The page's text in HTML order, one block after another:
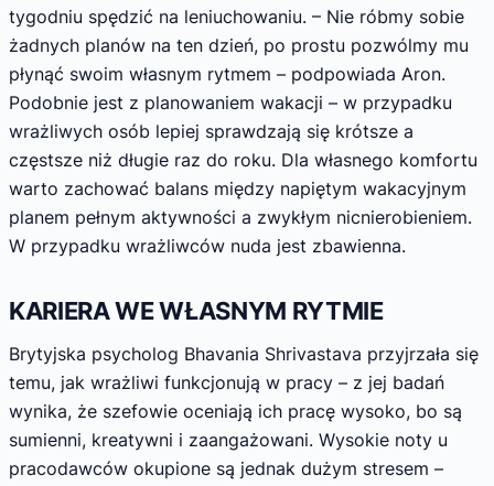
tygodniu spędzić na leniuchowaniu. – Nie róbmy sobie
żadnych planów na ten dzień, po prostu pozwólmy mu
płynąć swoim własnym rytmem – podpowiada Aron.
Podobnie jest z planowaniem wakacji – w przypadku
wrażliwych osób lepiej sprawdzają się krótsze a
częstsze niż długie raz do roku. Dla własnego komfortu
warto zachować balans między napiętym wakacyjnym
planem pełnym aktywności a zwykłym nicnierobieniem.
W przypadku wrażliwców nuda jest zbawienna.
KARIERA WE WŁASNYM RYTMIE
Brytyjska psycholog Bhavania Shrivastava przyjrzała się
temu, jak wrażliwi funkcjonują w pracy – z jej badań
wynika, że szefowie oceniają ich pracę wysoko, bo są
sumienni, kreatywni i zaangażowani. Wysokie noty u
pracodawców okupione są jednak dużym stresem –